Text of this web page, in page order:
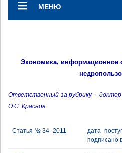
МЕНЮ
Экономика, информационное
Ответственный за рубрику – доктор
О.С. Краснов
Статья № 34_2011
дата
подписано